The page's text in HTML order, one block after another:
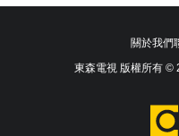
關於我們
東森電視 版權所有 ©